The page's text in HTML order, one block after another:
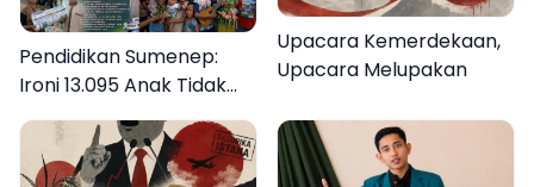
Pendidikan Sumenep:
Ironi 13.095 Anak Tidak
Sekolah Menyaksikan
Semarak Festival
Kalender Event 2026
Upacara Kemerdekaan,
Upacara Melupakan